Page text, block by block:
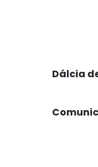
Dálcia